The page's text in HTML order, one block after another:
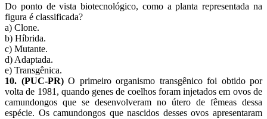
Do ponto de vista biotecnológico, como a planta representada na
figura é classificada?
a) Clone.
b) Híbrida.
c) Mutante.
d) Adaptada.
e) Transgênica.
10. (PUC-PR)O primeiro organismo transgênico foi obtido por
volta de 1981, quando genes de coelhos foram injetados em ovos de
camundongos que se desenvolveram no útero de fêmeas dessa
espécie. Os camundongos que nascidos desses ovos apresentaram